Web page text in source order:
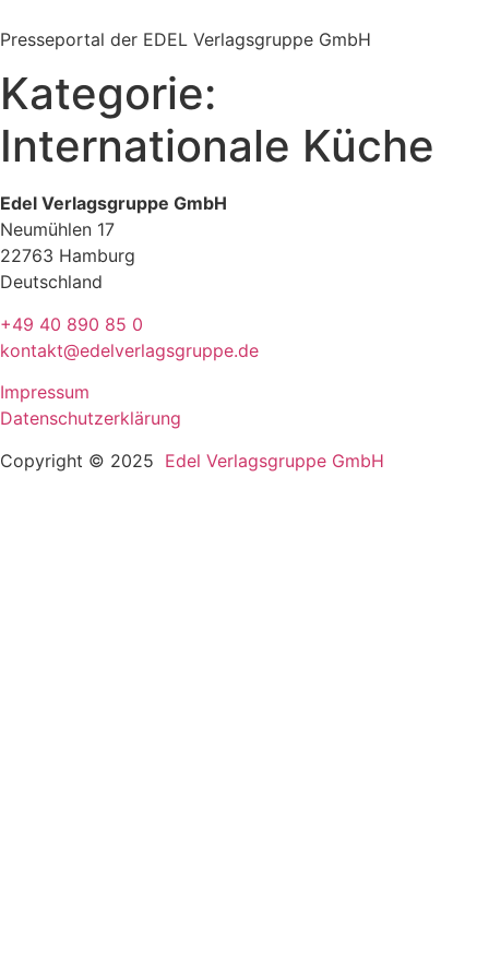
Inhalt
Presseportal der EDEL Verlagsgruppe GmbH
Kategorie:
Internationale Küche
Edel Verlagsgruppe GmbH
Neumühlen 17
22763 Hamburg
Deutschland
+49 40 890 85 0
kontakt@edelverlagsgruppe.de
Impressum
Datenschutzerklärung
Copyright © 2025 Edel Verlagsgruppe GmbH